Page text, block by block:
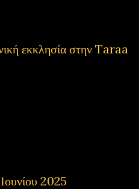
εκκλησία στην Taraa
2025